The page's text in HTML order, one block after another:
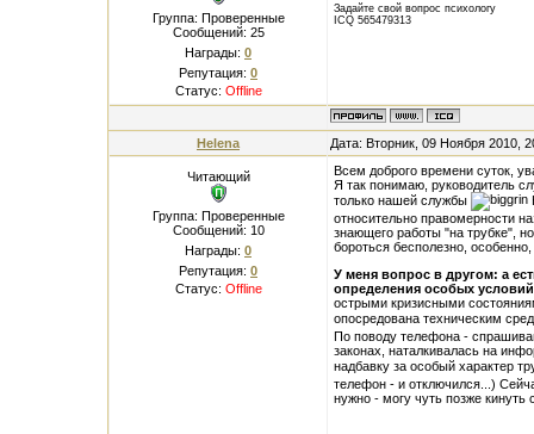
Группа: Проверенные
Сообщений: 25
Награды: 0
Репутация: 0
Статус: Offline
Задайте свой вопрос психологу
ICQ 565479313
Helena Дата: Вторник, 09 Ноября 2010,
Читающий
Группа: Проверенные
Сообщений: 10
Награды: 0
Репутация: 0
Статус: Offline
Всем доброго времени суток,
Я так понимаю, руководитель
только нашей службы
относительно правомерности
знающего работы "на трубке",
бороться бесполезно,
У меня вопрос в другом: а
определения особых
острыми кризисными
опосредована техническим
По поводу телефона -
законах, наталкивалась на
надбавку за особый характер
телефон - и отключился...)
нужно - могу чуть позже кинуть